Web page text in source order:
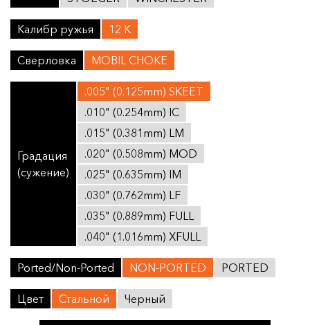
Калибр ружья 12 K
Сверловка MOBIL CHOKE
Градация
(сужение)
.005" (0.125mm) SKEET
.010" (0.254mm) IC
.015" (0.381mm) LM
.020" (0.508mm) MOD
.025" (0.635mm) IM
.030" (0.762mm) LF
.035" (0.889mm) FULL
.040" (1.016mm) XFULL
Ported/Non-Ported NON-PORTED PORTED
Цвет Стальной Черный